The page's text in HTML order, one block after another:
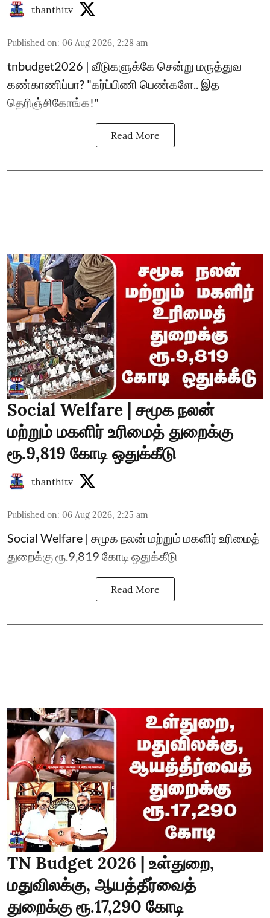
thanthitv
Published on: 06 Aug 2026, 2:28 am
tnbudget2026 | வீடுகளுக்கே சென்று மருத்துவ
கண்காணிப்பா? "கர்ப்பிணி பெண்களே.. இத
தெரிஞ்சிகோங்க!"
Read More
Social Welfare | சமூக நலன்
மற்றும் மகளிர் உரிமைத் துறைக்கு
ரூ.9,819 கோடி ஒதுக்கீடு
thanthitv
Published on: 06 Aug 2026, 2:25 am
Social Welfare | சமூக நலன் மற்றும் மகளிர் உரிமைத்
துறைக்கு ரூ.9,819 கோடி ஒதுக்கீடு
Read More
TN Budget 2026 | உள்துறை,
மதுவிலக்கு, ஆயத்தீர்வைத்
துறைக்கு ரூ.17,290 கோடி